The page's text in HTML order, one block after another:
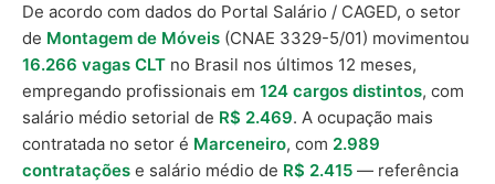
De acordo com dados do Portal Salário / CAGED, o setor
de Montagem de Móveis (CNAE 3329-5/01) movimentou
16.266 vagas CLT no Brasil nos últimos 12 meses,
empregando profissionais em 124 cargos distintos, com
salário médio setorial de R$ 2.469. A ocupação mais
contratada no setor é Marceneiro, com 2.989
contratações e salário médio de R$ 2.415 — referência